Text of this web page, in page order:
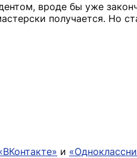
вроде бы уже
получается. Но
и